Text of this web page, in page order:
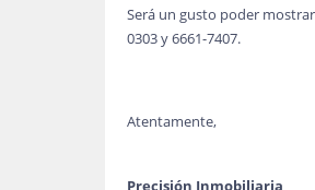
Será un gusto poder
0303 y 6661-7407.
Atentamente,
Precisión Inmobiliaria